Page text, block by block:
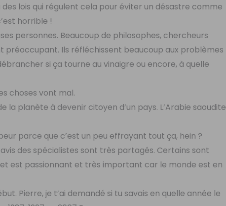
lois qui régulent cela pour éviter un désastre comme
horrible !
personnes. Beaucoup de philosophes, chercheurs
Ils réfléchissent beaucoup aux problèmes
si ça tourne au vinaigre ou encore, à quelle
choses vont mal.
la planète à devenir citoyen d’un pays. L’Arabie saoudite
parce que c’est un peu effrayant tout ça, hein ?
des spécialistes sont très partagés. Certains sont
est passionnant et très important car le monde est en
Pierre, je t’ai demandé si tu savais en quelle année le